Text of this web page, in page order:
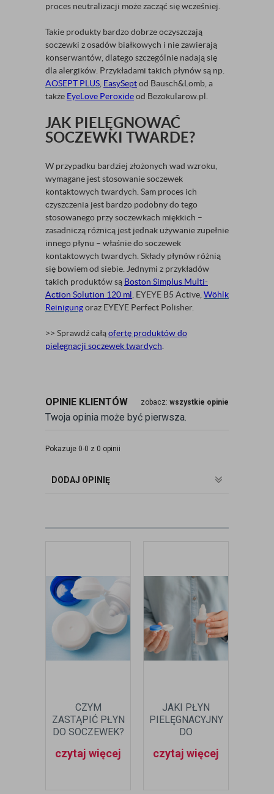
proces neutralizacji może zacząć się wcześniej.
Takie produkty bardzo dobrze oczyszczają
soczewki z osadów białkowych i nie zawierają
konserwantów, dlatego szczególnie nadają się
dla alergików. Przykładami takich płynów są np.
AOSEPT PLUS EasySeptod Bausch&Lomb, a
także EyeLove Peroxideod Bezokularow.pl.
JAK PIELĘGNOWAĆ
SOCZEWKI TWARDE?
W przypadku bardziej złożonych wad wzroku,
wymagane jest stosowanie soczewek
kontaktowych twardych. Sam proces ich
czyszczenia jest bardzo podobny do tego
stosowanego przy soczewkach miękkich –
zasadniczą różnicą jest jednak używanie zupełnie
innego płynu – właśnie do soczewek
kontaktowych twardych. Składy płynów różnią
się bowiem od siebie. Jednymi z przykładów
takich produktów są Boston Simplus Multi-
Action Solution 120 ml , EYEYE B5 Active, Wöhlk
Reinigungoraz EYEYE Perfect Polisher.
>> Sprawdź całąofertę produktów do
pielęgnacji soczewek twardych
OPINIE KLIENTÓW zobacz: wszystkie opinie
Twoja opinia może być pierwsza.
Pokazuje 0-0 z 0 opinii
DODAJ OPINIĘ
CZYM
ZASTĄPIĆ PŁYN
DO SOCZEWEK?
czytaj więcej
JAKI PŁYN
PIELĘGNACYJNY
DO
OCZU?
czytaj więcej